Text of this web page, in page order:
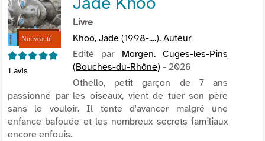
5/5
1 avis
Livre
Khoo, Jade (1998-....). Auteur
Edité par Morgen. Cuges-les-Pins
(Bouches-du-Rhône) - 2026
Othello, petit garçon de 7 ans
passionné par les oiseaux, vient de tuer son père
sans le vouloir. Il tente d'avancer malgré une
enfance bafouée et les nombreux secrets familiaux
encore enfouis.